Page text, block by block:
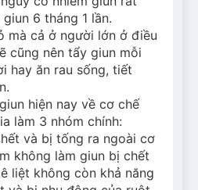
6 tháng 1 lần.
mà cả ở người lớn ở điều
cũng nên tẩy giun mỗi
hay ăn rau sống, tiết
hiện nay về cơ chế
làm 3 nhóm chính:
và bị tống ra ngoài cơ
không làm giun bị chết
liệt không còn khả năng